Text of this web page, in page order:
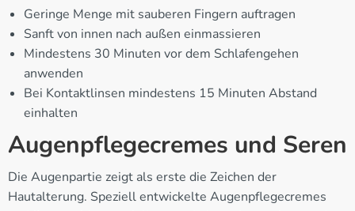
Geringe Menge mit sauberen Fingern auftragen
Sanft von innen nach außen einmassieren
Mindestens 30 Minuten vor dem Schlafengehen
anwenden
Bei Kontaktlinsen mindestens 15 Minuten Abstand
einhalten
Augenpflegecremes und Seren
Die Augenpartie zeigt als erste die Zeichen der
Hautalterung. Speziell entwickelte Augenpflegecremes